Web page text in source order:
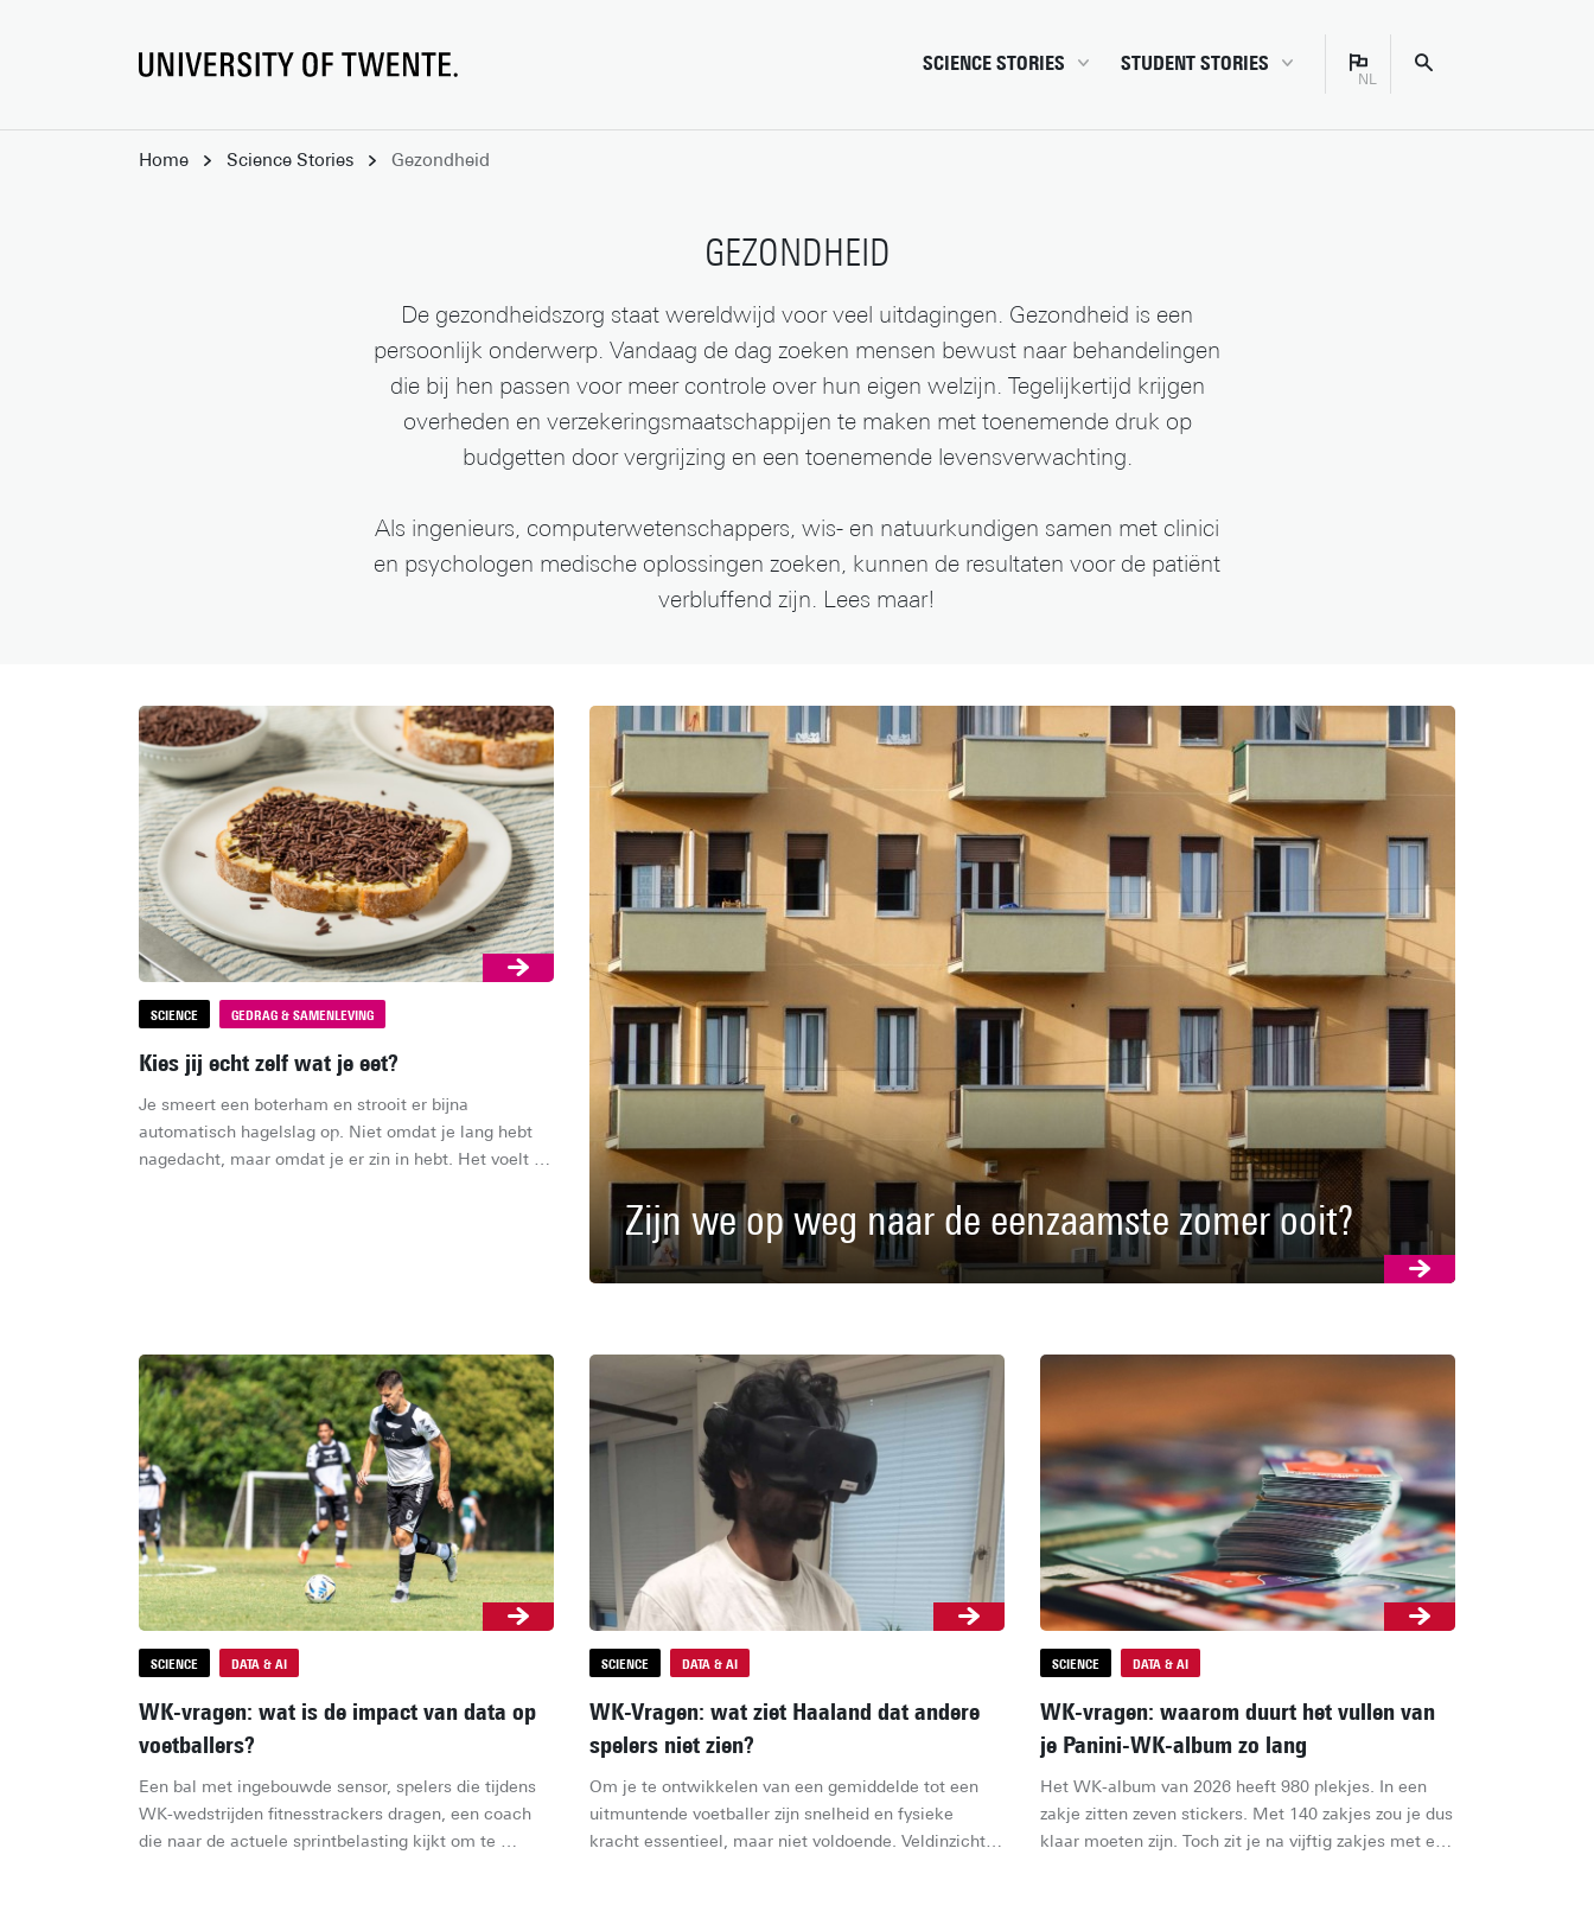
SCIENCE STORIES
Chiptechnologie
Natuurkunde & materialen
Robotica
Veiligheid
STUDENT STORIES
Bachelor
Master
Studentenleven
Studiekeuze
Studietips
NL
Nederlands
Home Science Stories Gezondheid
GEZONDHEID
De gezondheidszorg staat wereldwijd voor veel uitdagingen. Gezondheid is een
persoonlijk onderwerp. Vandaag de dag zoeken mensen bewust naar behandelingen
die bij hen passen voor meer controle over hun eigen welzijn. Tegelijkertijd krijgen
overheden en verzekeringsmaatschappijen te maken met toenemende druk op
budgetten door vergrijzing en een toenemende levensverwachting.
Als ingenieurs, computerwetenschappers, wis- en natuurkundigen samen met clinici
en psychologen medische oplossingen zoeken, kunnen de resultaten voor de patiënt
verbluffend zijn. Lees maar!
SCIENCE GEDRAG & SAMENLEVING
Kies jij echt zelf wat je eet?
Je smeert een boterham en strooit er bijna
automatisch hagelslag op. Niet omdat je lang hebt
nagedacht, maar omdat je er zin in hebt. Het voelt
Zijn we op weg naar de eenzaamste zomer ooit?
SCIENCE DATA & AI
WK-vragen: wat is de impact van data op
voetballers?
Een bal met ingebouwde sensor, spelers die tijdens
WK-wedstrijden fitnesstrackers dragen, een coach
die naar de actuele sprintbelasting kijkt om te
SCIENCE DATA & AI
WK-Vragen: wat ziet Haaland dat andere
spelers niet zien?
Om je te ontwikkelen van een gemiddelde tot een
uitmuntende voetballer zijn snelheid en fysieke
kracht essentieel, maar niet voldoende. Veldinzicht
SCIENCE DATA & AI
WK-vragen: waarom duurt het vullen van
je Panini-WK-album zo lang
Het WK-album van 2026 heeft 980 plekjes. In een
zakje zitten zeven stickers. Met 140 zakjes zou je dus
klaar moeten zijn. Toch zit je na vijftig zakjes met een